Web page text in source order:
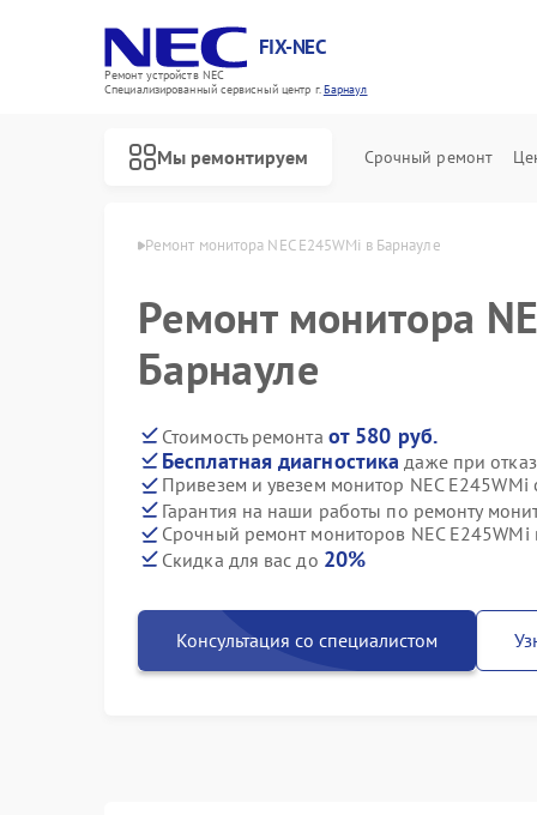
FIX-NEC
Ремонт устройств NEC
Специализированный cервисный центр г.Барнаул
Мы ремонтируем Срочный ремонт
Ремонт монитора NEC E245WMi в Барнауле
Ремонт монитора
Барнауле
Стоимость ремонта от 580 руб.
Бесплатная диагностика даже при
Привезем и увезем монитор NEC E245WMi
Гарантия на наши работы по ремонту
Срочный ремонт мониторов NEC E245WMi
Скидка для вас до 20%
Консультация со специалистом